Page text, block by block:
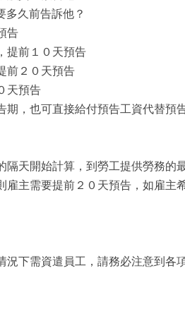
多久前告訴他？
告
提前１０天預告
前２０天預告
天預告
期，也可直接給付預告工資代替預
隔天開始計算，到勞工提供勞務的
雇主需要提前２０天預告，如雇主
況下需資遣員工，請務必注意到各